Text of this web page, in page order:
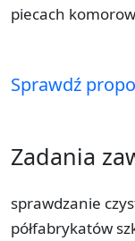
piecach
Sprawdź
Zadania
sprawdzanie
półfabrykatów